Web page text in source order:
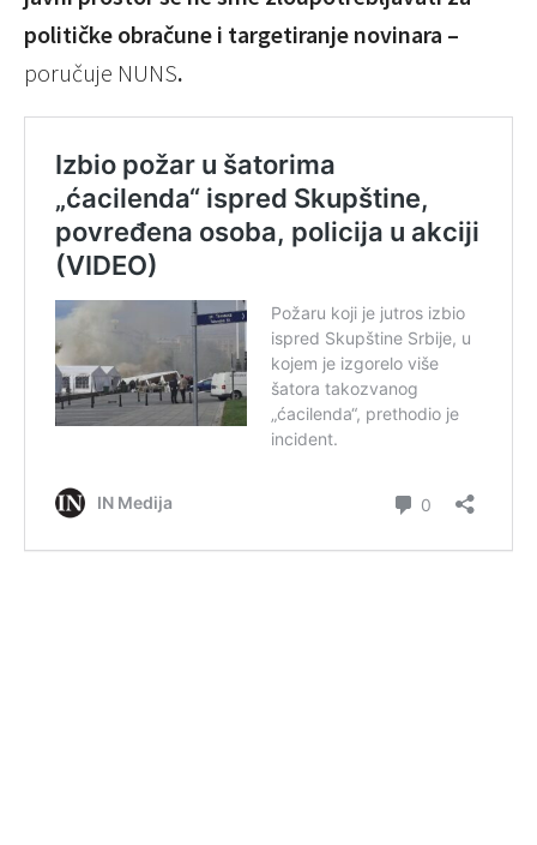
političke obračune i targetiranje novinara –
poručuje NUNS.